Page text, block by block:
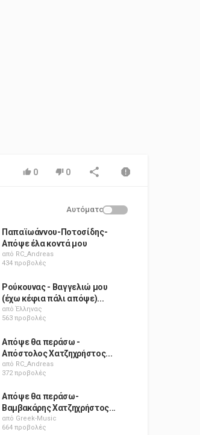
0 0
Αυτόματο
Παπαϊωάννου-Ποτοσίδης-
Απόψε έλα κοντά μου
από RC_Andreas
434 προβολές
Ρούκουνας - Βαγγελιώ μου
(έχω κέφια πάλι απόψε)...
απόΈλληνας
563 προβολές
Απόψε θα περάσω -
Απόστολος Χατζηχρήστος...
από RC_Andreas
372 προβολές
Απόψε θα περάσω-
Βαμβακάρης Χατζηχρήστος...
από Greek-Music
664 προβολές